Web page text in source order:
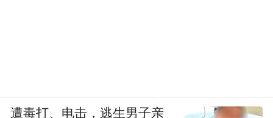
遭毒打、电击，逃生男子亲